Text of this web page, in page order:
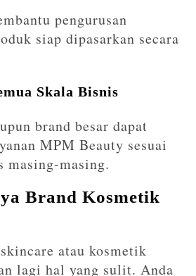
pengurusan
siap dipasarkan secara
Skala Bisnis
brand besar dapat
MPM Beauty sesuai
masing-masing.
Brand Kosmetik
atau kosmetik
lagi hal yang sulit. Anda